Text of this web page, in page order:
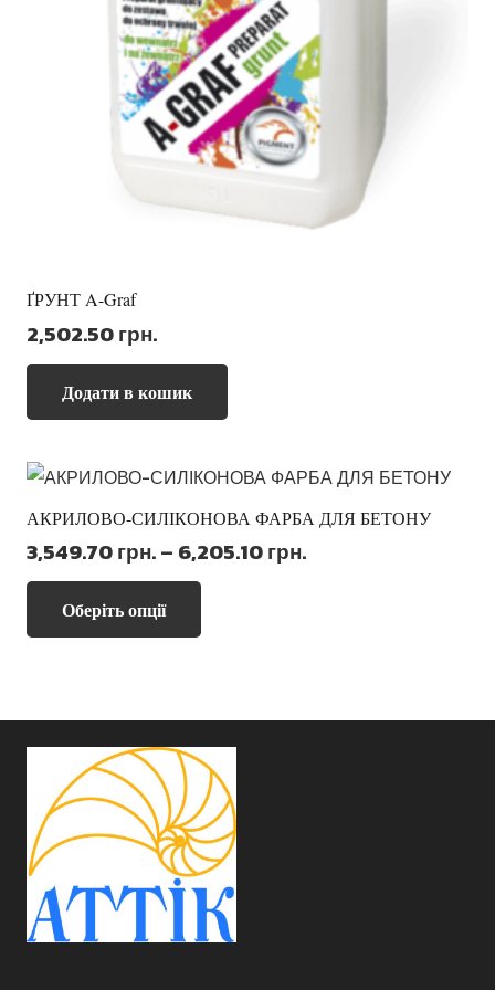
сторінці
товару
ҐРУНТ A-Graf
2,502.50грн.
Додати в кошик
АКРИЛОВО-СИЛІКОНОВА ФАРБА ДЛЯ БЕТОНУ
3,549.70грн.– 6,205.10грн.Діапазон
Оберіть опції
можна
вибрати
на
сторінці
товару